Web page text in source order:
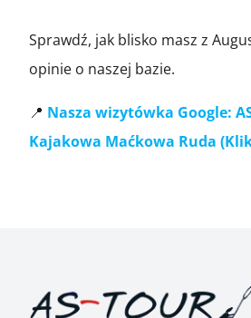
Sprawdź, jak blisko masz z
opinie o naszej bazie.
📍 Nasza wizytówka Google:
Kajakowa Maćkowa Ruda